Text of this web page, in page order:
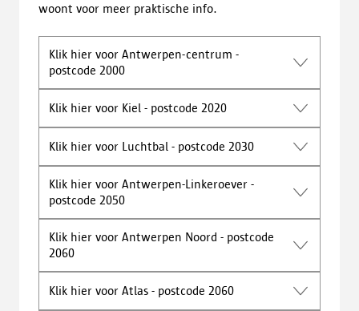
woont voor meer praktische info.
Klik hier voor Antwerpen-centrum -
postcode 2000
Klik hier voor Kiel - postcode 2020
Klik hier voor Luchtbal - postcode 2030
Klik hier voor Antwerpen-Linkeroever -
postcode 2050
Klik hier voor Antwerpen Noord - postcode
2060
Klik hier voor Atlas - postcode 2060